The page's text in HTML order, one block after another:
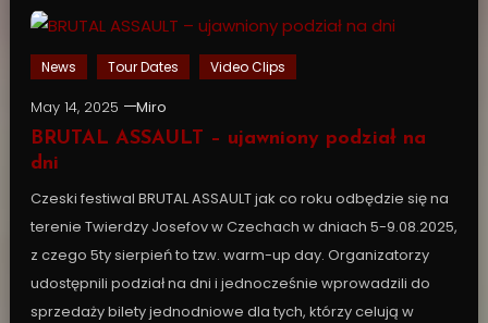
News Tour Dates Video Clips
May 14, 2025
Miro
BRUTAL ASSAULT – ujawniony podział na
dni
Czeski festiwal BRUTAL ASSAULT jak co roku odbędzie się na
terenie Twierdzy Josefov w Czechach w dniach 5-9.08.2025,
z czego 5ty sierpień to tzw. warm-up day. Organizatorzy
udostępnili podział na dni i jednocześnie wprowadzili do
sprzedaży bilety jednodniowe dla tych, którzy celują w